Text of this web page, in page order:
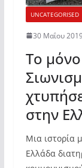
UNCATEGORISED
30 Μαΐου
To μόνο
στην
Μια ιστορία
Ελλάδα